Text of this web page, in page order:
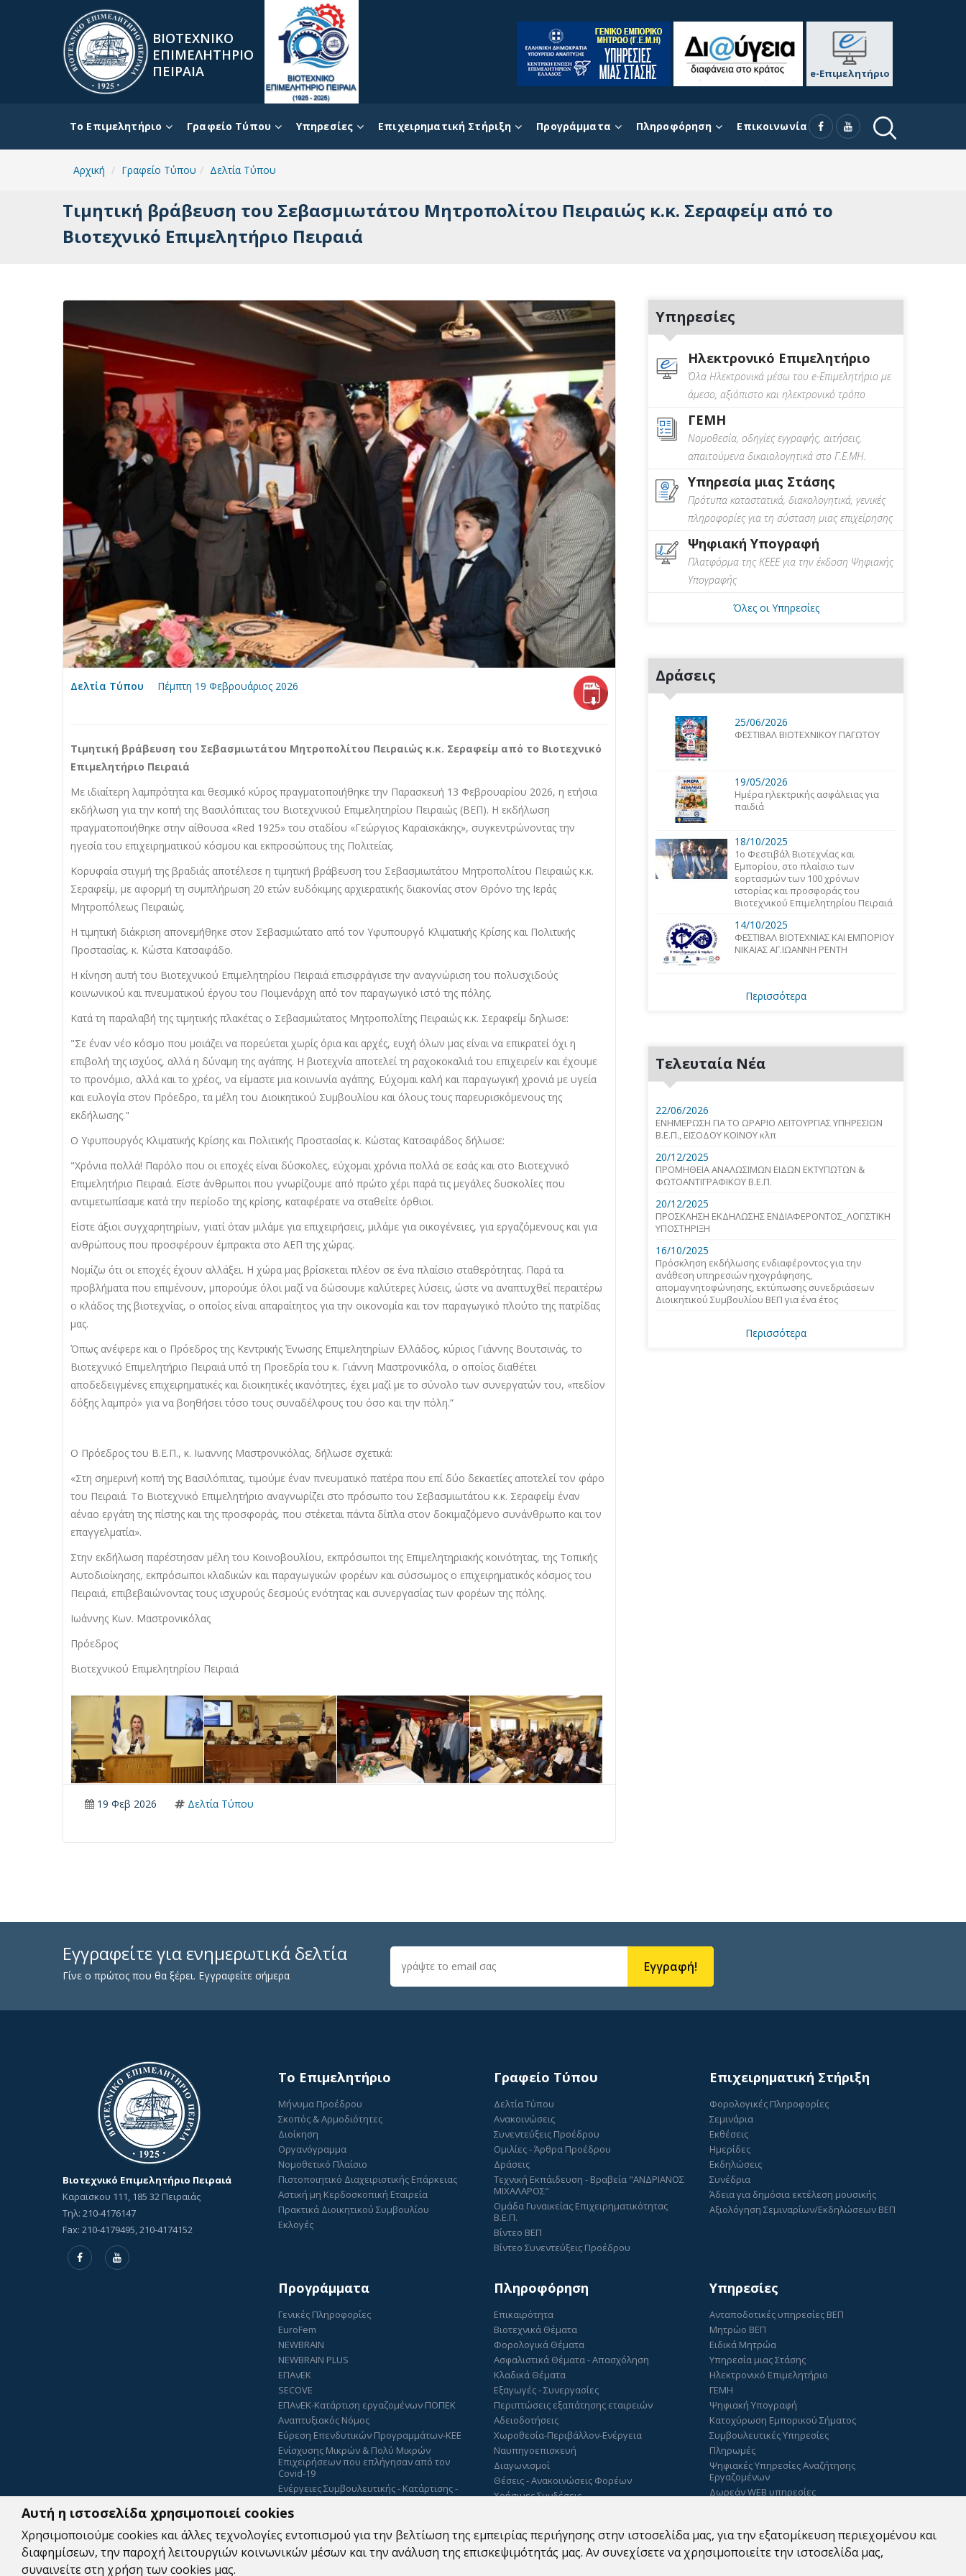
Αυτή η ιστοσελίδα χρησιμοποιεί cookies
Χρησιμοποιούμε cookies και άλλες τεχνολογίες εντοπισμού για την βελτίωση της εμπειρίας περιήγησης στην ιστοσελίδα μας, για την εξατομίκευση περιεχομένου και
διαφημίσεων, την παροχή λειτουργιών κοινωνικών μέσων και την ανάλυση της επισκεψιμότητάς μας. Αν συνεχίσετε να χρησιμοποιείτε την ιστοσελίδα μας,
συναινείτε στη χρήση των cookies μας.
ΒΙΟΤΕΧΝΙΚΟ
ΕΠΙΜΕΛΗΤΗΡΙΟ
ΠΕΙΡΑΙΑ
e-Επιμελητήριο
To Επιμελητήριο Γραφείο Τύπου Υπηρεσίες Επιχειρηματική Στήριξη Προγράμματα Πληροφόρηση Επικοινωνία
Αρχική Γραφείο Τύπου Δελτία Τύπου
Τιμητική βράβευση του Σεβασμιωτάτου Μητροπολίτου Πειραιώς κ.κ. Σεραφείμ από το
Βιοτεχνικό Επιμελητήριο Πειραιά
Δελτία Τύπου Πέμπτη 19 Φεβρουάριος 2026
Τιμητική βράβευση του Σεβασμιωτάτου Μητροπολίτου Πειραιώς κ.κ. Σεραφείμ από το Βιοτεχνικό
Επιμελητήριο Πειραιά
​Με ιδιαίτερη λαμπρότητα και θεσμικό κύρος πραγματοποιήθηκε την Παρασκευή 13 Φεβρουαρίου 2026, η ετήσια
εκδήλωση για την κοπή της Βασιλόπιτας του Βιοτεχνικού Επιμελητηρίου Πειραιώς (ΒΕΠ). Η εκδήλωση
πραγματοποιήθηκε στην αίθουσα «Red 1925» του σταδίου «Γεώργιος Καραϊσκάκης», συγκεντρώνοντας την
ηγεσία του επιχειρηματικού κόσμου και εκπροσώπους της Πολιτείας.
​Κορυφαία στιγμή της βραδιάς αποτέλεσε η τιμητική βράβευση του Σεβασμιωτάτου Μητροπολίτου Πειραιώς κ.κ.
Σεραφείμ, με αφορμή τη συμπλήρωση 20 ετών ευδόκιμης αρχιερατικής διακονίας στον Θρόνο της Ιεράς
Μητροπόλεως Πειραιώς.
Η τιμητική διάκριση απονεμήθηκε στον Σεβασμιώτατο από τον Υφυπουργό Κλιματικής Κρίσης και Πολιτικής
Προστασίας, κ. Κώστα Κατσαφάδο.
Η κίνηση αυτή του Βιοτεχνικού Επιμελητηρίου Πειραιά επισφράγισε την αναγνώριση του πολυσχιδούς
κοινωνικού και πνευματικού έργου του Ποιμενάρχη από τον παραγωγικό ιστό της πόλης.
Κατά τη παραλαβή της τιμητικής πλακέτας ο Σεβασμιώτατος Μητροπολίτης Πειραιώς κ.κ. Σεραφείμ δηλωσε:
​"Σε έναν νέο κόσμο που μοιάζει να πορεύεται χωρίς όρια και αρχές, ευχή όλων μας είναι να επικρατεί όχι η
επιβολή της ισχύος, αλλά η δύναμη της αγάπης. Η βιοτεχνία αποτελεί τη ραχοκοκαλιά του επιχειρείν και έχουμε
το προνόμιο, αλλά και το χρέος, να είμαστε μια κοινωνία αγάπης. Εύχομαι καλή και παραγωγική χρονιά με υγεία
και ευλογία στον Πρόεδρο, τα μέλη του Διοικητικού Συμβουλίου και όλους τους παρευρισκόμενους της
εκδήλωσης."
Ο Υφυπουργός Κλιματικής Κρίσης και Πολιτικής Προστασίας κ. Κώστας Κατσαφάδος δήλωσε:
"Χρόνια πολλά! Παρόλο που οι εποχές είναι δύσκολες, εύχομαι χρόνια πολλά σε εσάς και στο Βιοτεχνικό
Επιμελητήριο Πειραιά. Είστε άνθρωποι που γνωρίζουμε από πρώτο χέρι παρά τις μεγάλες δυσκολίες που
αντιμετωπίσαμε κατά την περίοδο της κρίσης, καταφέρατε να σταθείτε όρθιοι.
​Είστε άξιοι συγχαρητηρίων, γιατί όταν μιλάμε για επιχειρήσεις, μιλάμε για οικογένειες, για εργαζόμενους και για
ανθρώπους που προσφέρουν έμπρακτα στο ΑΕΠ της χώρας.
​Νομίζω ότι οι εποχές έχουν αλλάξει. Η χώρα μας βρίσκεται πλέον σε ένα πλαίσιο σταθερότητας. Παρά τα
προβλήματα που επιμένουν, μπορούμε όλοι μαζί να δώσουμε καλύτερες λύσεις, ώστε να αναπτυχθεί περαιτέρω
ο κλάδος της βιοτεχνίας, ο οποίος είναι απαραίτητος για την οικονομία και τον παραγωγικό πλούτο της πατρίδας
μας.
​Όπως ανέφερε και ο Πρόεδρος της Κεντρικής Ένωσης Επιμελητηρίων Ελλάδος, κύριος Γιάννης Βουτσινάς, το
Βιοτεχνικό Επιμελητήριο Πειραιά υπό τη Προεδρία του κ. Γιάννη Μαστρονικόλα, ο οποίος διαθέτει
αποδεδειγμένες επιχειρηματικές και διοικητικές ικανότητες, έχει μαζί με το σύνολο των συνεργατών του, «πεδίον
δόξης λαμπρό» για να βοηθήσει τόσο τους συναδέλφους του όσο και την πόλη.”
​Ο Πρόεδρος του Β.Ε.Π., κ. Ιωαννης Μαστρονικόλας, δήλωσε σχετικά:
​​«Στη σημερινή κοπή της Βασιλόπιτας, τιμούμε έναν πνευματικό πατέρα που επί δύο δεκαετίες αποτελεί τον φάρο
του Πειραιά. Το Βιοτεχνικό Επιμελητήριο αναγνωρίζει στο πρόσωπο του Σεβασμιωτάτου κ.κ. Σεραφείμ έναν
αέναο εργάτη της πίστης και της προσφοράς, που στέκεται πάντα δίπλα στον δοκιμαζόμενο συνάνθρωπο και τον
επαγγελματία».
Στην εκδήλωση παρέστησαν μέλη του Κοινοβουλίου, εκπρόσωποι της Επιμελητηριακής κοινότητας, της Τοπικής
Αυτοδιοίκησης, εκπρόσωποι κλαδικών και παραγωγικών φορέων και σύσσωμος ο επιχειρηματικός κόσμος του
Πειραιά, επιβεβαιώνοντας τους ισχυρούς δεσμούς ενότητας και συνεργασίας των φορέων της πόλης.
Ιωάννης Κων. Μαστρονικόλας
Πρόεδρος
Βιοτεχνικού Επιμελητηρίου Πειραιά
19 Φεβ 2026 Δελτία Τύπου
Υπηρεσίες
Ηλεκτρονικό Επιμελητήριο
Όλα Ηλεκτρονικά μέσω του e-Επιμελητήριο με
άμεσο, αξιόπιστο και ηλεκτρονικό τρόπο
ΓΕΜΗ
Νομοθεσία, οδηγίες εγγραφής, αιτήσεις,
απαιτούμενα δικαιολογητικά στο Γ.Ε.ΜΗ.
Υπηρεσία μιας Στάσης
Πρότυπα καταστατικά, διακολογητικά, γενικές
πληροφορίες για τη σύσταση μιας επιχείρησης
Ψηφιακή Υπογραφή
Πλατφόρμα της ΚΕΕΕ για την έκδοση Ψηφιακής
Υπογραφής
Όλες οι Υπηρεσίες
Δράσεις
25/06/2026
ΦΕΣΤΙΒΑΛ ΒΙΟΤΕΧΝΙΚΟΥ ΠΑΓΩΤΟΥ
19/05/2026
Ημέρα ηλεκτρικής ασφάλειας για
παιδιά
18/10/2025
1o Φεστιβάλ Βιοτεχνίας και
Εμπορίου, στο πλαίσιο των
εορτασμών των 100 χρόνων
ιστορίας και προσφοράς του
Βιοτεχνικού Επιμελητηρίου Πειραιά
14/10/2025
ΦΕΣΤΙΒΑΛ ΒΙΟΤΕΧΝΙΑΣ ΚΑΙ ΕΜΠΟΡΙΟΥ
ΝΙΚΑΙΑΣ ΑΓ.ΙΩΑΝΝΗ ΡΕΝΤΗ
Περισσότερα
Τελευταία Νέα
22/06/2026
ΕΝΗΜΕΡΩΣΗ ΓΙΑ ΤΟ ΩΡΑΡΙΟ ΛΕΙΤΟΥΡΓΙΑΣ ΥΠΗΡΕΣΙΩΝ
Β.Ε.Π., ΕΙΣΟΔΟΥ ΚΟΙΝΟΥ κλπ
20/12/2025
ΠΡΟΜΗΘΕΙΑ ΑΝΑΛΩΣΙΜΩΝ ΕΙΔΩΝ ΕΚΤΥΠΩΤΩΝ &
ΦΩΤΟΑΝΤΙΓΡΑΦΙΚΟΥ Β.Ε.Π.
20/12/2025
ΠΡΟΣΚΛΗΣΗ ΕΚΔΗΛΩΣΗΣ ΕΝΔΙΑΦΕΡΟΝΤΟΣ_ΛΟΓΙΣΤΙΚΗ
ΥΠΟΣΤΗΡΙΞΗ
16/10/2025
Πρόσκληση εκδήλωσης ενδιαφέροντος για την
ανάθεση υπηρεσιών ηχογράφησης,
απομαγνητοφώνησης, εκτύπωσης συνεδριάσεων
Διοικητικού Συμβουλίου ΒΕΠ για ένα έτος
Περισσότερα
Εγγραφείτε για ενημερωτικά δελτία
Γίνε ο πρώτος που θα ξέρει. Εγγραφείτε σήμερα
Εγγραφή!
Βιοτεχνικό Επιμελητήριο Πειραιά
Καραϊσκου 111, 185 32 Πειραιάς
Τηλ: 210-4176147
Fax: 210-4179495, 210-4174152
To Επιμελητήριο
Μήνυμα Προέδρου
Σκοπός & Αρμοδιότητες
Διοίκηση
Οργανόγραμμα
Νομοθετικό Πλαίσιο
Πιστοποιητικό Διαχειριστικής Επάρκειας
Αστική μη Κερδοσκοπική Εταιρεία
Πρακτικά Διοικητικού Συμβουλίου
Εκλογές
Γραφείο Τύπου
Δελτία Τύπου
Ανακοινώσεις
Συνεντεύξεις Προέδρου
Ομιλίες - Άρθρα Προέδρου
Δράσεις
Τεχνική Εκπάιδευση - Βραβεία "ΑΝΔΡΙΑΝΟΣ
ΜΙΧΑΛΑΡΟΣ"
Ομάδα Γυναικείας Επιχειρηματικότητας
Β.Ε.Π.
Βίντεο ΒΕΠ
Βίντεο Συνεντεύξεις Προέδρου
Επιχειρηματική Στήριξη
Φορολογικές Πληροφορίες
Σεμινάρια
Εκθέσεις
Ημερίδες
Εκδηλώσεις
Συνέδρια
Άδεια για δημόσια εκτέλεση μουσικής
Αξιολόγηση Σεμιναρίων/Εκδηλώσεων ΒΕΠ
Προγράμματα
Γενικές Πληροφορίες
EuroFem
NEWBRAIN
NEWBRAIN PLUS
ΕΠΑνΕΚ
SECOVE
ΕΠΑνΕΚ-Κατάρτιση εργαζομένων ΠΟΠΕΚ
Αναπτυξιακός Νόμος
Εύρεση Επενδυτικών Προγραμμάτων-ΚΕΕ
Ενίσχυσης Μικρών & Πολύ Μικρών
Επιχειρήσεων που επλήγησαν από τον
Covid-19
Ενέργειες Συμβουλευτικής - Κατάρτισης -
Πιστοποίησης εργαζομένων της
Περιφέρειας Αττικής από το ΒΕΠ – MIS
Πληροφόρηση
Επικαιρότητα
Βιοτεχνικά Θέματα
Φορολογικά Θέματα
Ασφαλιστικά Θέματα - Απασχόληση
Κλαδικά Θέματα
Εξαγωγές - Συνεργασίες
Περιπτώσεις εξαπάτησης εταιρειών
Αδειοδοτήσεις
Χωροθεσία-Περιβάλλον-Ενέργεια
Ναυπηγοεπισκευή
Διαγωνισμοί
Θέσεις - Ανακοινώσεις Φορέων
Χρήσιμες Συνδέσεις
Άλλα Θέματα
Υπηρεσίες
Ανταποδοτικές υπηρεσίες ΒΕΠ
Μητρώο ΒΕΠ
Ειδικά Μητρώα
Υπηρεσία μιας Στάσης
Ηλεκτρονικό Επιμελητήριο
ΓΕΜΗ
Ψηφιακή Υπογραφή
Κατοχύρωση Εμπορικού Σήματος
Συμβουλευτικές Υπηρεσίες
Πληρωμές
Ψηφιακές Υπηρεσίες Αναζήτησης
Εργαζομένων
Δωρεάν WEB υπηρεσίες